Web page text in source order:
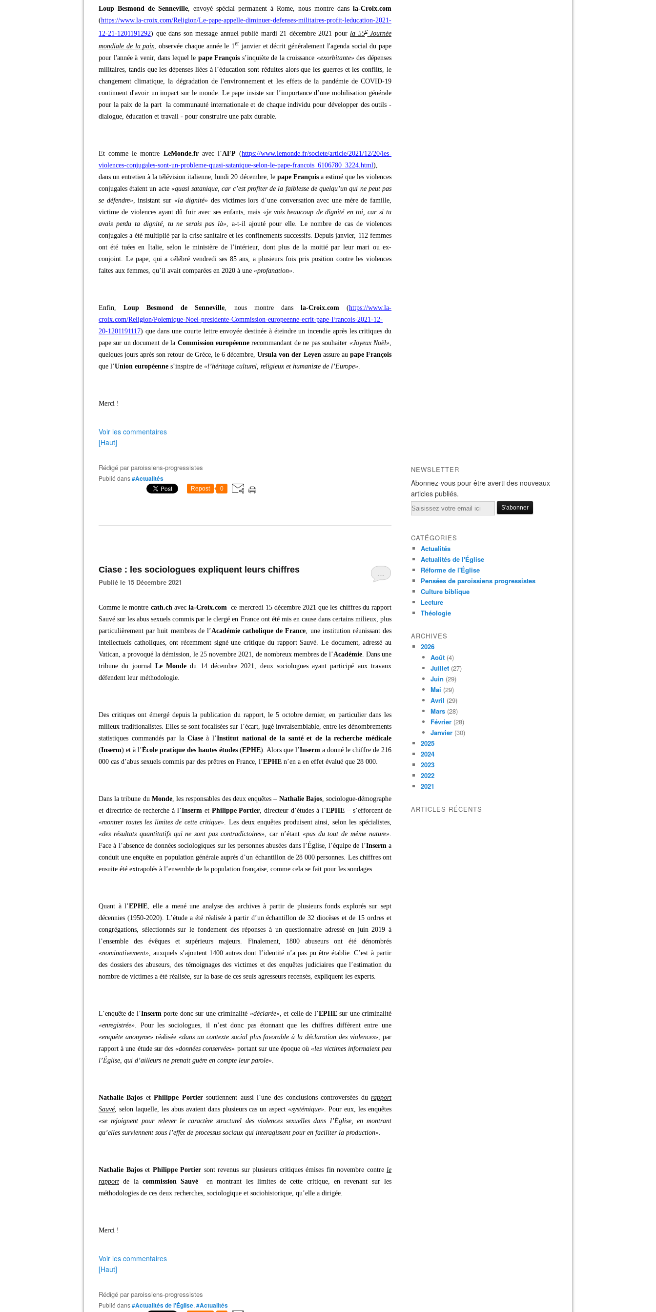
Loup Besmond de Senneville, envoyé spécial permanent à Rome, nous montre dans la-Croix.com
(https://www.la-croix.com/Religion/Le-pape-appelle-diminuer-defenses-militaires-profit-leducation-2021-
12-21-1201191292) que dans son message annuel publié mardi 21 décembre 2021 pour la 55eJournée
mondiale de la paix, observée chaque année le 1er janvier et décrit généralement l'agenda social du pape
pour l'année à venir, dans lequel le pape François s’inquiète de la croissance «exorbitante»des dépenses
militaires, tandis que les dépenses liées à l’éducation sont réduites alors que les guerres et les conflits, le
changement climatique, la dégradation de l'environnement et les effets de la pandémie de COVID-19
continuent d'avoir un impact sur le monde. Le pape insiste sur l’importance d’une mobilisation générale
pour la paix de la part la communauté internationale et de chaque individu pour développer des outils -
dialogue, éducation et travail - pour construire une paix durable.
Et comme le montre LeMonde.fr avec l’AFP (https://www.lemonde.fr/societe/article/2021/12/20/les-
violences-conjugales-sont-un-probleme-quasi-satanique-selon-le-pape-francois_6106780_3224.html),
dans un entretien à la télévision italienne, lundi 20 décembre, le pape Françoisa estimé que les violences
conjugales étaient un acte «quasi satanique, car c’est profiter de la faiblesse de quelqu’un qui ne peut pas
se défendre», insistant sur «la dignité» des victimes lors d’une conversation avec une mère de famille,
victime de violences ayant dû fuir avec ses enfants, mais «je vois beaucoup de dignité en toi, car si tu
avais perdu ta dignité, tu ne serais pas là», a-t-il ajouté pour elle. Le nombre de cas de violences
conjugales a été multiplié par la crise sanitaire et les confinements successifs. Depuis janvier, 112 femmes
ont été tuées en Italie, selon le ministère de l’intérieur, dont plus de la moitié par leur mari ou ex-
conjoint. Le pape, qui a célébré vendredi ses 85 ans, a plusieurs fois pris position contre les violences
faites aux femmes, qu’il avait comparées en 2020 à une «profanation».
Enfin,Loup Besmond de Senneville, nous montre dans la-Croix.com(https://www.la-
croix.com/Religion/Polemique-Noel-presidente-Commission-europeenne-ecrit-pape-Francois-2021-12-
20-1201191117) que dans une courte lettre envoyée destinée à éteindre un incendie après les critiques du
pape sur un document de la Commission européenne recommandant de ne pas souhaiter «Joyeux Noël»,
quelques jours après son retour de Grèce, le 6 décembre,Ursula von der Leyenassure au pape François
que l’Union européenne s’inspire de «l’héritage culturel, religieux et humaniste de l’Europe».
Merci !
Voir les commentaires
[Haut]
Rédigé parparoissiens-progressistes
Publié dans#Actualités
Repost 0
…
Ciase : les sociologues expliquent leurs chiffres
Publié le 15 Décembre 2021
Comme le montre cath.ch avec la-Croix.comce mercredi 15 décembre 2021 que les chiffres du rapport
Sauvé sur les abus sexuels commis par le clergé en France ont été mis en cause dans certains milieux, plus
particulièrement par huit membres de l’Académie catholique de France, une institution réunissant des
intellectuels catholiques, ont récemment signé une critique du rapport Sauvé. Le document, adressé au
Vatican, a provoqué la démission, le 25 novembre 2021, de nombreux membres de l’Académie. Dans une
tribune du journal Le Monde du 14 décembre 2021, deux sociologues ayant participé aux travaux
défendent leur méthodologie.
Des critiques ont émergé depuis la publication du rapport, le 5 octobre dernier, en particulier dans les
milieux traditionalistes. Elles se sont focalisées sur l’écart, jugé invraisemblable, entre les dénombrements
statistiques commandés par la Ciaseà l’Institut national de la santé et de la recherche médicale
(Inserm) et à l’École pratique des hautes études (EPHE). Alors que l’Inserm a donné le chiffre de 216
000 cas d’abus sexuels commis par des prêtres en France, l’EPHE n’en a en effet évalué que 28 000.
Dans la tribune du Monde, les responsables des deux enquêtes – Nathalie Bajos, sociologue-démographe
et directrice de recherche à l’Insermet Philippe Portier, directeur d’études à l’EPHE – s’efforcent de
«montrer toutes les limites de cette critique». Les deux enquêtes produisent ainsi, selon les spécialistes,
«des résultats quantitatifs qui ne sont pas contradictoires», car n’étant «pas du tout de même nature».
Face à l’absence de données sociologiques sur les personnes abusées dans l’Église, l’équipe de l’Inserma
conduit une enquête en population générale auprès d’un échantillon de 28 000 personnes. Les chiffres ont
ensuite été extrapolés à l’ensemble de la population française, comme cela se fait pour les sondages.
Quant à l’EPHE, elle a mené une analyse des archives à partir de plusieurs fonds explorés sur sept
décennies (1950-2020). L’étude a été réalisée à partir d’un échantillon de 32 diocèses et de 15 ordres et
congrégations, sélectionnés sur le fondement des réponses à un questionnaire adressé en juin 2019 à
l’ensemble des évêques et supérieurs majeurs. Finalement, 1800 abuseurs ont été dénombrés
«nominativement», auxquels s’ajoutent 1400 autres dont l’identité n’a pas pu être établie. C’est à partir
des dossiers des abuseurs, des témoignages des victimes et des enquêtes judiciaires que l’estimation du
nombre de victimes a été réalisée, sur la base de ces seuls agresseurs recensés, expliquent les experts.
L’enquête de l’Insermporte donc sur une criminalité «déclarée», et celle de l’EPHEsur une criminalité
«enregistrée». Pour les sociologues, il n’est donc pas étonnant que les chiffres diffèrent entre une
«enquête anonyme»réalisée «dans un contexte social plus favorable à la déclaration des violences», par
rapport à une étude sur des«données conservées» portant sur une époque où«les victimes informaient peu
l’Église, qui d’ailleurs ne prenait guère en compte leur parole».
Nathalie Bajos etPhilippe Portiersoutiennent aussi l’une des conclusions controversées durapport
Sauvé, selon laquelle, les abus avaient dans plusieurs cas un aspect«systémique». Pour eux, les enquêtes
«se rejoignent pour relever le caractère structurel des violences sexuelles dans l’Église, en montrant
qu’elles surviennent sous l’effet de processus sociaux qui interagissent pour en faciliter la production».
Nathalie Bajoset Philippe Portier sont revenus sur plusieurs critiques émises fin novembre contre le
rapport de la commission Sauvé en montrant les limites de cette critique, en revenant sur les
méthodologies de ces deux recherches, sociologique et sociohistorique, qu’elle a dirigée.
Merci !
Voir les commentaires
[Haut]
Rédigé parparoissiens-progressistes
Publié dans#Actualités de l'Église, #Actualités
NEWSLETTER
Abonnez-vous pour être averti des nouveaux
articles publiés.
Email
CATÉGORIES
Actualités
Actualités de l'Église
Réforme de l'Église
Pensées de paroissiens progressistes
Culture biblique
Lecture
Théologie
ARCHIVES
2026
Août (4)
Juillet (27)
Juin (29)
Mai (29)
Avril (29)
Mars (28)
Février (28)
Janvier (30)
2025
2024
2023
2022
2021
ARTICLES RÉCENTS